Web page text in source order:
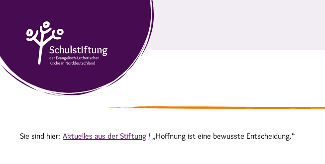
Sie sind hier: Aktuelles aus der Stiftung / „Hoffnung ist eine bewusste Entscheidung.“